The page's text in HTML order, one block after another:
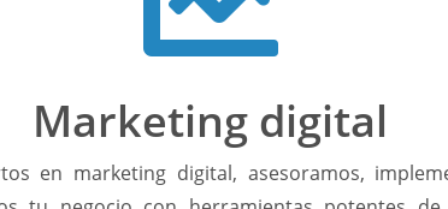
Marketing digital
en marketing digital, asesoramos,